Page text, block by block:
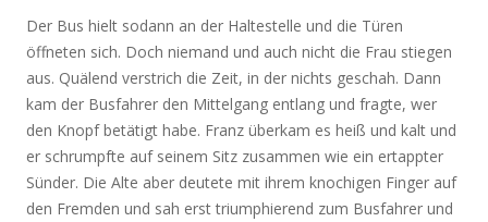
Der Bus hielt sodann an der Haltestelle und die Türen
öffneten sich. Doch niemand und auch nicht die Frau stiegen
aus. Quälend verstrich die Zeit, in der nichts geschah. Dann
kam der Busfahrer den Mittelgang entlang und fragte, wer
den Knopf betätigt habe. Franz überkam es heiß und kalt und
er schrumpfte auf seinem Sitz zusammen wie ein ertappter
Sünder. Die Alte aber deutete mit ihrem knochigen Finger auf
den Fremden und sah erst triumphierend zum Busfahrer und